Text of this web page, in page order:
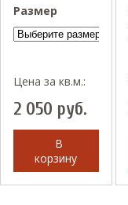
Размер
Цена за кв.м.:
2 050 руб.
В
корзину